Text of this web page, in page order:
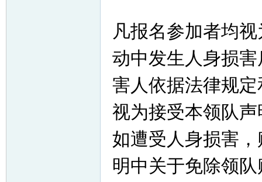
凡报名参加者均
动中发生人身损
害人依据法律规
视为接受本领队
如遭受人身损害
明中关于免除领